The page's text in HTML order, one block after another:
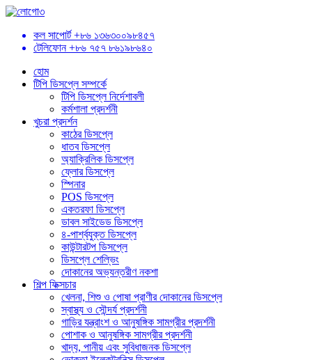
কল সাপোর্ট +৮৬ ১৩৬৩০০৯৮৪৫৭
টেলিফোন +৮৬ ৭৫৭ ৮৬১৯৮৬৪০
হোম
টিপি ডিসপ্লে সম্পর্কে
টিপি ডিসপ্লে নির্দেশাবলী
কর্মশালা প্রদর্শনী
খুচরা প্রদর্শন
কাঠের ডিসপ্লে
ধাতব ডিসপ্লে
অ্যাক্রিলিক ডিসপ্লে
ফ্লোর ডিসপ্লে
স্পিনার
POS ডিসপ্লে
একতরফা ডিসপ্লে
ডাবল সাইডেড ডিসপ্লে
৪-পার্শ্বযুক্ত ডিসপ্লে
কাউন্টারটপ ডিসপ্লে
ডিসপ্লে শেল্ভিং
দোকানের অভ্যন্তরীণ নকশা
শিল্প ফিক্সচার
খেলনা, শিশু ও পোষা প্রাণীর দোকানের ডিসপ্লে
স্বাস্থ্য ও সৌন্দর্য প্রদর্শনী
গাড়ির যন্ত্রাংশ ও আনুষঙ্গিক সামগ্রীর প্রদর্শনী
পোশাক ও আনুষঙ্গিক সামগ্রীর প্রদর্শনী
খাদ্য, পানীয় এবং সুবিধাজনক ডিসপ্লে